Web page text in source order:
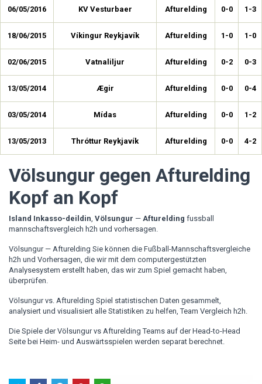
06/05/2016 KV Vesturbaer Afturelding 0-0 1-3
18/06/2015 Víkingur Reykjavík Afturelding 1-0 1-0
02/06/2015 Vatnaliljur Afturelding 0-2 0-3
13/05/2014 Ægir Afturelding 0-0 0-4
03/05/2014 Mídas Afturelding 0-0 1-2
13/05/2013 Thróttur Reykjavík Afturelding 0-0 4-2
Völsungur gegen Afturelding
Kopf an Kopf
Island Inkasso-deildin, Völsungur — Afturelding fussball
mannschaftsvergleich h2h und vorhersagen.
Völsungur — Afturelding Sie können die Fußball-Mannschaftsvergleiche
h2h und Vorhersagen, die wir mit dem computergestützten
Analysesystem erstellt haben, das wir zum Spiel gemacht haben,
überprüfen.
Völsungur vs. Afturelding Spiel statistischen Daten gesammelt,
analysiert und visualisiert alle Statistiken zu helfen, Team Vergleich h2h.
Die Spiele der Völsungur vs Afturelding Teams auf der Head-to-Head
Seite bei Heim- und Auswärtsspielen werden separat berechnet.